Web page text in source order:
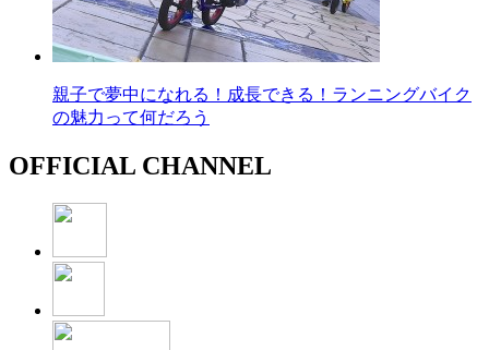
親子で夢中になれる！成長できる！ランニングバイク
の魅力って何だろう
OFFICIAL CHANNEL